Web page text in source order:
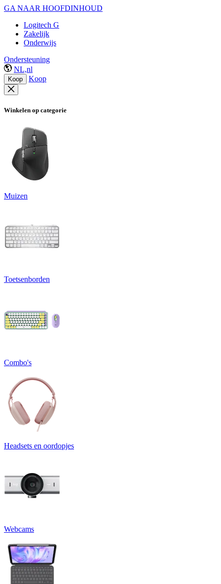
GA NAAR HOOFDINHOUD
Logitech G
Zakelijk
Onderwijs
Ondersteuning
NL,nl
Koop Koop
Winkelen op categorie
Muizen
Toetsenborden
Combo's
Headsets en oordopjes
Webcams